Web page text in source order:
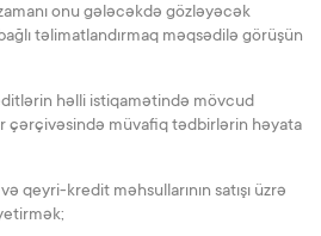
onu gələcəkdə gözləyəcək
təlimatlandırmaq məqsədilə görüşün
həlli istiqamətində mövcud
çərçivəsində müvafiq tədbirlərin həyata
qeyri-kredit məhsullarının satışı üzrə